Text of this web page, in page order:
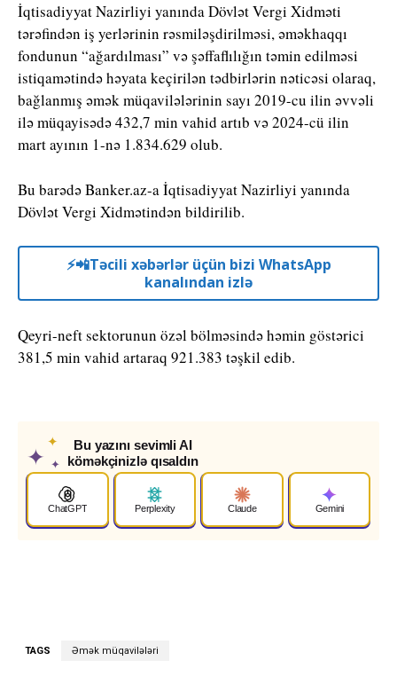
İqtisadiyyat Nazirliyi yanında Dövlət Vergi Xidməti
tərəfindən iş yerlərinin rəsmiləşdirilməsi, əməkhaqqı
fondunun “ağardılması” və şəffaflılığın təmin edilməsi
istiqamətində həyata keçirilən tədbirlərin nəticəsi olaraq,
bağlanmış əmək müqavilələrinin sayı 2019-cu ilin əvvəli
ilə müqayisədə 432,7 min vahid artıb və 2024-cü ilin
mart ayının 1-nə 1.834.629 olub.
Bu barədə Banker.az-a İqtisadiyyat Nazirliyi yanında
Dövlət Vergi Xidmətindən bildirilib.
⚡️📲Təcili xəbərlər üçün bizi WhatsApp
kanalından izlə
Qeyri-neft sektorunun özəl bölməsində həmin göstərici
381,5 min vahid artaraq 921.383 təşkil edib.
✦
✦
✦
Bu yazını sevimli AI
köməkçinizlə qısaldın
ChatGPT Perplexity Claude Gemini
TAGS Əmək müqavilələri